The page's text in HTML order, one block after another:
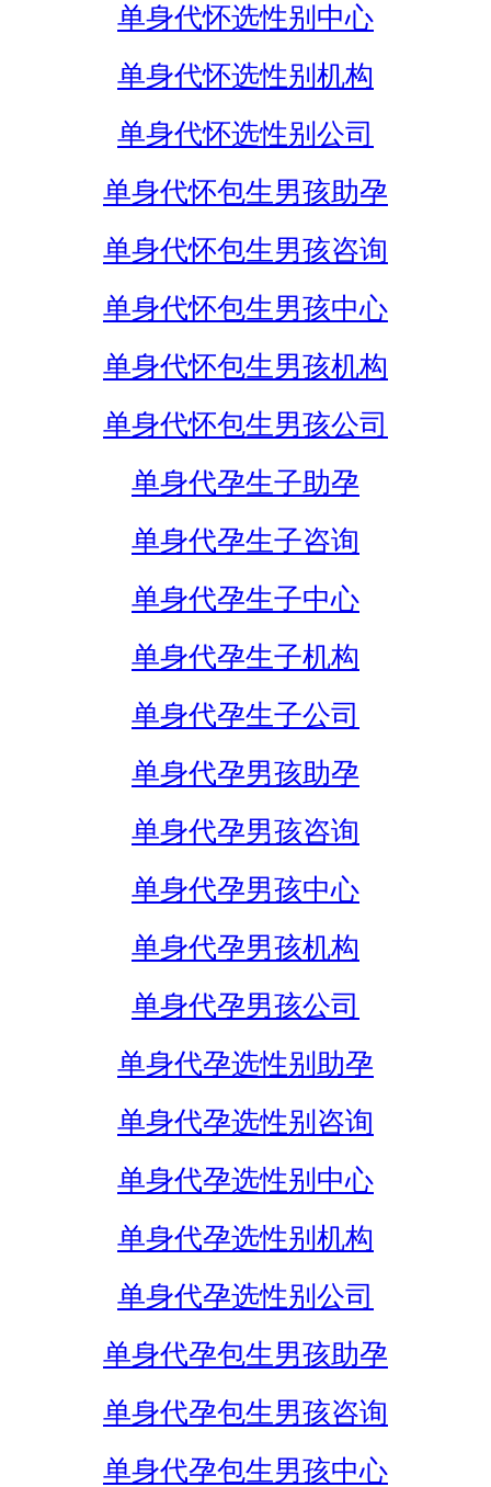
单身代怀选性别中心
单身代怀选性别机构
单身代怀选性别公司
单身代怀包生男孩助孕
单身代怀包生男孩咨询
单身代怀包生男孩中心
单身代怀包生男孩机构
单身代怀包生男孩公司
单身代孕生子助孕
单身代孕生子咨询
单身代孕生子中心
单身代孕生子机构
单身代孕生子公司
单身代孕男孩助孕
单身代孕男孩咨询
单身代孕男孩中心
单身代孕男孩机构
单身代孕男孩公司
单身代孕选性别助孕
单身代孕选性别咨询
单身代孕选性别中心
单身代孕选性别机构
单身代孕选性别公司
单身代孕包生男孩助孕
单身代孕包生男孩咨询
单身代孕包生男孩中心